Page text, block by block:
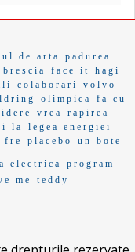
de arta
padurea
brescia face it
hagi
colaborari
volvo
olimpica
fa cu
vrea
rapirea
la
legea energiei
fre placebo un bote
electrica
program
me teddy